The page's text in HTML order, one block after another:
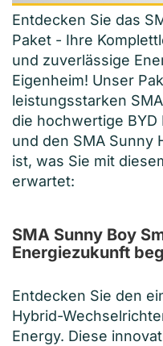
Entdecken Sie das
Paket - Ihre
und zuverlässige
Eigenheim! Unser
leistungsstarken
die hochwertige BYD
und den SMA Sunny
ist, was Sie mit
erwartet:
SMA Sunny Boy
Energiezukunft
Entdecken Sie den
Hybrid-
Energy. Diese